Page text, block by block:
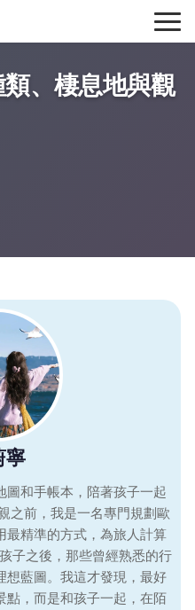
、棲息地與觀
寧
圖和手帳本，陪著孩子一起
之前，我是一名專門規劃歐
最精準的方式，為旅人計算
子之後，那些曾經熟悉的行
想藍圖。我這才發現，最好
點，而是和孩子一起，在陌